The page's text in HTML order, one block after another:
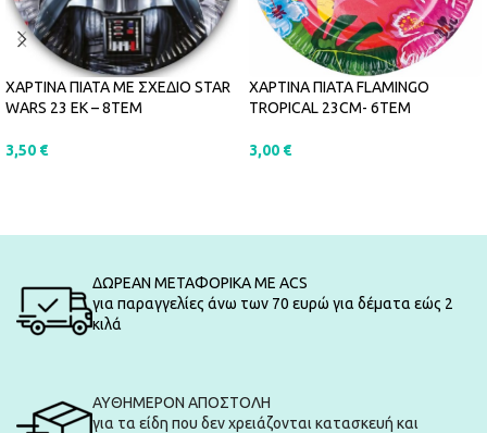
ΧΑΡΤΙΝΑ ΠΙΑΤΑ ΜΕ ΣΧΕΔΙΟ STAR
WARS 23 ΕΚ – 8ΤΕΜ
3,50 €
ΧΑΡΤΙΝΑ ΠΙΑΤΑ FLAMINGO
TROPICAL 23CM- 6ΤΕΜ
3,00 €
ΔΩΡΕΑΝ ΜΕΤΑΦΟΡΙΚΑ ΜΕ ACS
για παραγγελίες άνω των 70 ευρώ για δέματα εώς 2
κιλά
ΑΥΘΗΜΕΡΟΝ ΑΠΟΣΤΟΛΗ
για τα είδη που δεν χρειάζονται κατασκευή και